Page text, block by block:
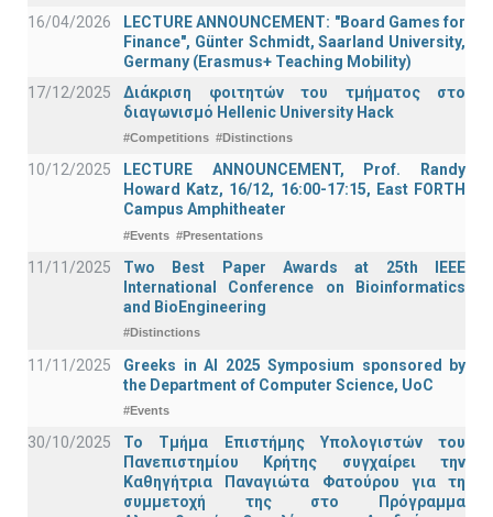
16/04/2026
LECTURE ANNOUNCEMENT: "Board Games for
Finance", Günter Schmidt, Saarland University,
Germany (Erasmus+ Teaching Mobility)
17/12/2025
Διάκριση φοιτητών του τμήματος στο
διαγωνισμό Hellenic University Hack
#Competitions #Distinctions
10/12/2025
LECTURE ANNOUNCEMENT, Prof. Randy
Howard Katz, 16/12, 16:00-17:15, East FORTH
Campus Amphitheater
#Events #Presentations
11/11/2025
Two Best Paper Awards at 25th IEEE
International Conference on Bioinformatics
and BioEngineering
#Distinctions
11/11/2025
Greeks in AI 2025 Symposium sponsored by
the Department of Computer Science, UoC
#Events
30/10/2025
Το Τμήμα Επιστήμης Υπολογιστών του
Πανεπιστημίου Κρήτης συγχαίρει την
Καθηγήτρια Παναγιώτα Φατούρου για τη
συμμετοχή της στο Πρόγραμμα